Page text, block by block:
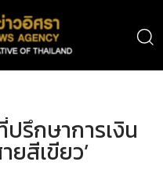
รึกษาการเงิน
สีเขียว’